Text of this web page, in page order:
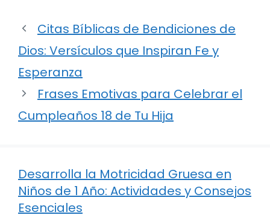
Citas Bíblicas de Bendiciones de
Dios: Versículos que Inspiran Fe y
Esperanza
Frases Emotivas para Celebrar el
Cumpleaños 18 de Tu Hija
Desarrolla la Motricidad Gruesa en
Niños de 1 Año: Actividades y Consejos
Esenciales